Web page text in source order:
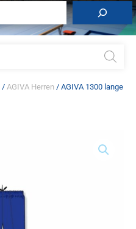
/ AGIVA Herren / AGIVA 1300 lange